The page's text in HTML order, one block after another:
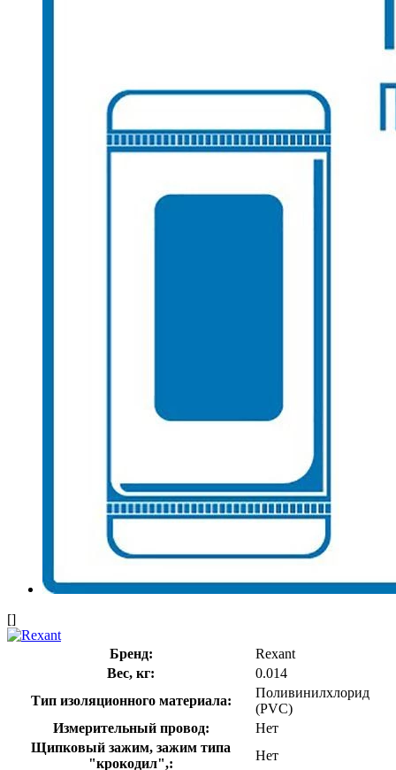
[]
Бренд:
Rexant
Вес, кг:
0.014
Тип изоляционного материала:
Поливинилхлорид
(PVC)
Измерительный провод:
Нет
Щипковый зажим, зажим типа
"крокодил",:
Нет